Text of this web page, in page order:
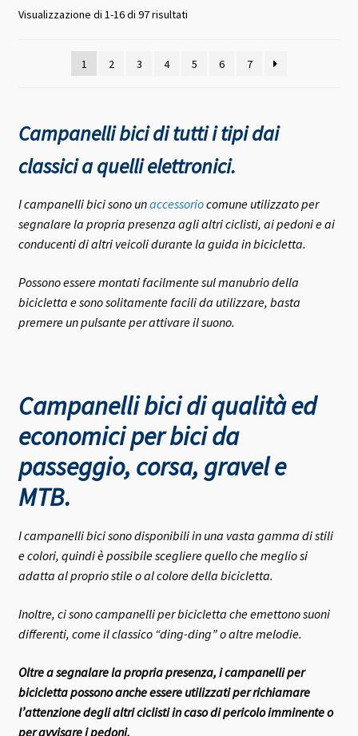
Visualizzazione di 1-16 di 97 risultatiValutazione
1 2 3 4 5 6 7
Campanelli bici di tutti i tipi dai
classici a quelli elettronici.
I campanelli bici sono unaccessoriocomune utilizzato per
segnalare la propria presenza agli altri ciclisti, ai pedoni e ai
conducenti di altri veicoli durante la guida in bicicletta.
Possono essere montati facilmente sul manubrio della
bicicletta e sono solitamente facili da utilizzare, basta
premere un pulsante per attivare il suono.
Campanelli bici di qualità ed
economici per bici da
passeggio, corsa, gravel e
MTB.
I campanelli bici sono disponibili in una vasta gamma di stili
e colori, quindi è possibile scegliere quello che meglio si
adatta al proprio stile o al colore della bicicletta.
Inoltre, ci sono campanelli per bicicletta che emettono suoni
differenti, come il classico “ding-ding” o altre melodie.
Oltre a segnalare la propria presenza, i campanelli per
bicicletta possono anche essere utilizzati per richiamare
l’attenzione degli altri ciclisti in caso di pericolo imminente o
per avvisare i pedoni.